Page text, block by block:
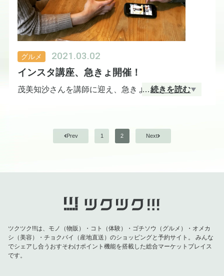
なか手に入りにくいのですが、完全自然栽培の全粒
粉となるとなおさら珍しいかもしれません。
オーガニックマルシェ日土水市でも、毎回すぐに売
り切れる人気商品です！
にオススメです♪
オーガニック広場ひふみには、たくさんの人気商品
があるのですが、リピーター続出の超人気商品が大
量入荷してますのでお知らせいたします！
それがこちら…！野草みそです！
だけどとっても爽やかなんです。
ター続出の秘密かもしれません！
グルメ 2021.03.02
インスタ講座、急きょ開催！
茂美知沙さんを講師に迎え、急きょ、インスタ講座
わたなべ屋さんのおだしの試飲会が終わったあと、
わたなべ屋の女将さんともう一人の、合計2人の参加
方、スクエア写真の撮り方、グリッドの設定の仕
方、グリッド交点に被写体を置くと写真がまとまる
こと、タグ付け、返信の仕方、などを伝えていただ
き、時間終了。
…続きを読む
Prev 1 2 Next
ツクツク!!!は、モノ（物販）・コト（体験）・ゴチソウ（グルメ）・オメカ
シ（美容）・チョクバイ（産地直送）のショッピングと予約サイト。
みんな
でシェアし合うおすそわけポイント機能を搭載した総合マーケットプレイス
です。